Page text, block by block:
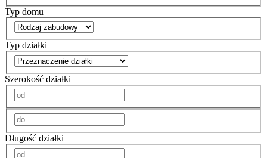
Typ domu
Typ działki
Szerokość działki
Długość działki